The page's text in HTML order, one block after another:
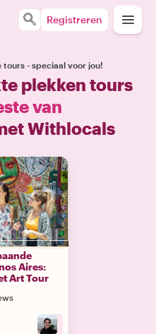
Registreren
- speciaal voor jou!
plekken tours
van
Withlocals
Aires:
Art Tour
+7